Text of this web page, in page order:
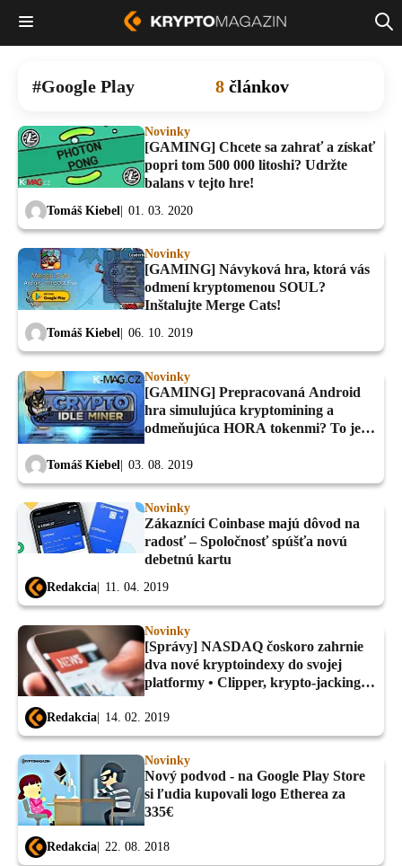
Google Play 8 článkov
Novinky
[GAMING] Chcete sa zahrať a získať
popri tom 500 000 litoshi? Udržte
balans v tejto hre!
Tomáš Kiebel 01. 03. 2020
Novinky
[GAMING] Návyková hra, ktorá vás
odmení kryptomenou SOUL?
Inštalujte Merge Cats!
Tomáš Kiebel 06. 10. 2019
Novinky
[GAMING] Prepracovaná Android
hra simulujúca kryptomining a
odmeňujúca HORA tokenmi? To je
Tomáš Kiebel 03. 08. 2019
Novinky
Zákazníci Coinbase majú dôvod na
radosť – Spoločnosť spúšťa novú
debetnú kartu
Redakcia 11. 04. 2019
Novinky
[Správy] NASDAQ čoskoro zahrnie
dva nové kryptoindexy do svojej
platformy • Clipper, krypto-jacking
Play...
Redakcia 14. 02. 2019
Novinky
Nový podvod - na Google Play Store
si ľudia kupovali logo Etherea za
335€
Redakcia 22. 08. 2018